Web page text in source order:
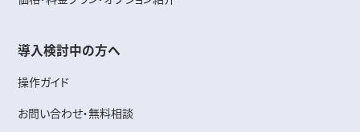
導入検討中の方へ
操作ガイド
お問い合わせ・無料相談